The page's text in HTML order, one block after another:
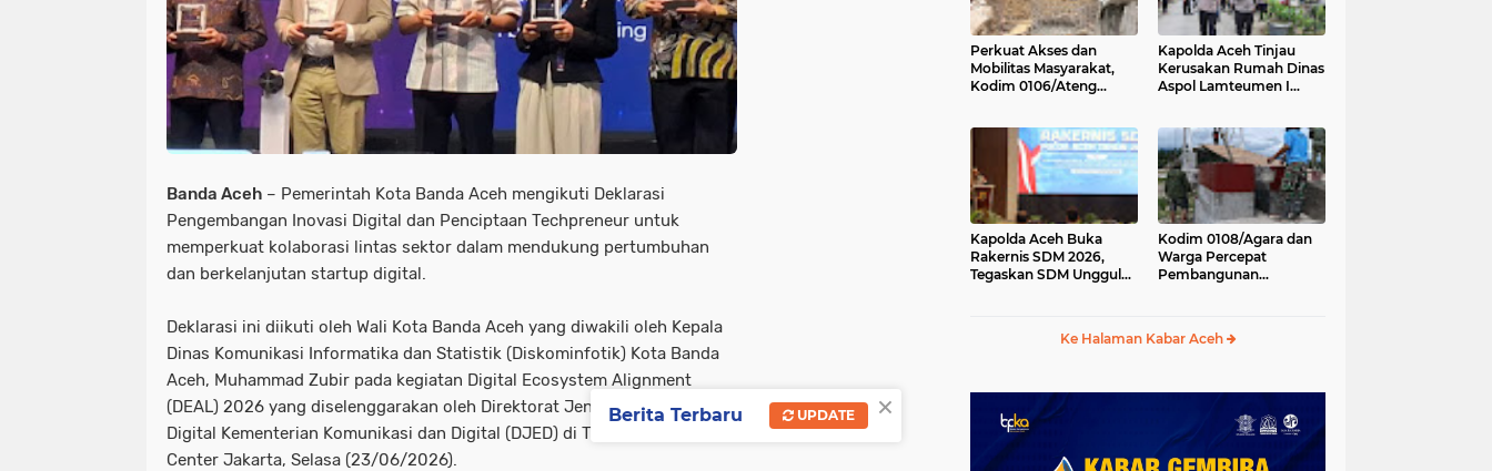
Banda Aceh – Pemerintah Kota Banda Aceh mengikuti Deklarasi
Pengembangan Inovasi Digital dan Penciptaan Techpreneur untuk
memperkuat kolaborasi lintas sektor dalam mendukung pertumbuhan
dan berkelanjutan startup digital.
Deklarasi ini diikuti oleh Wali Kota Banda Aceh yang diwakili oleh Kepala
Dinas Komunikasi Informatika dan Statistik (Diskominfotik) Kota Banda
Aceh, Muhammad Zubir pada kegiatan Digital Ecosystem Alignment
(DEAL) 2026 yang diselenggarakan oleh Direktorat Jenderal Ekosistem
Digital Kementerian Komunikasi dan Digital (DJED) di Tribrata Convention
Center Jakarta, Selasa (23/06/2026).
Perkuat Akses dan
Mobilitas Masyarakat,
Kodim 0106/Ateng
Rusip Antara, Aceh
Tengah
Kapolda Aceh Tinjau
Kerusakan Rumah Dinas
Aspol Lamteumen I
Kapolda Aceh Buka
Rakernis SDM 2026,
Tegaskan SDM Unggul
Kodim 0108/Agara dan
Warga Percepat
Pembangunan
Ke Halaman Kabar Aceh
×
Berita Terbaru UPDATE